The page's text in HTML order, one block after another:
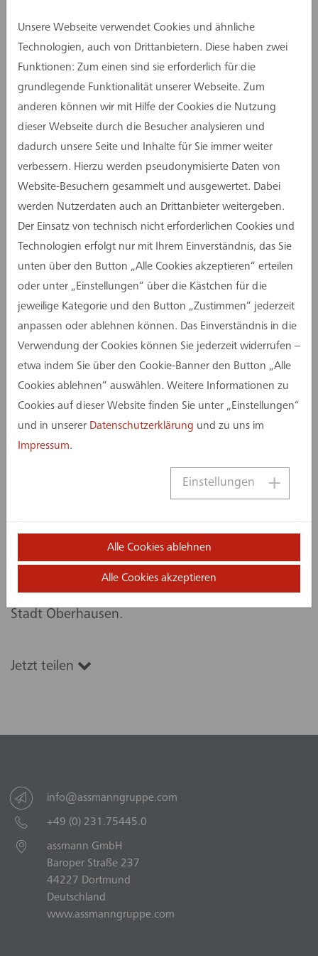
der ehemaligen Hauptschule St. Michael.
Der neue Schulstandort ist für rund 1.300
Schülerinnen und Schüler ausgelegt und soll zum
Schuljahr 2029/2030 in Betrieb gehen. Geplant
ist ein moderner Campus mit zwei Dreifach-
Sporthallen, weitläufigen Außenanlagen und
einer Tiefgarage.
Architektonisch setzt der Neubau auf eine
nachhaltige Holzhybridbauweise. Die
Unterrichtsbereiche werden in Lernclustern
organisiert, die flexible Formen des Lernens
ermöglichen. Klassische Klassenräume treten
dabei in den Hintergrund: Offene
Lernlandschaften eröffnen unterschiedliche Lern-
und Arbeitssettings.
Entstehen soll der Campus auf einer Fläche von
rund 17.000 m². Mehrere zweigeschossige
Baukörper gruppieren sich um einen geschützten
Schulhof als gemeinschaftliche Mitte. Der
vorhandene Baumbestand entlang der
Knappenstraße sowie auf dem Schulhof bleibt
dabei weitgehend erhalten; auf den Dachflächen
ist zusätzlich eine Photovoltaikanlage vorgesehen.
Die Kosten für Neubau, Außenanlagen und
Möblierung belaufen sich auf rund 157,6
Millionen Euro. Damit zählt das Vorhaben zu den
größten Schulbauprojekten in der Geschichte der
Stadt Oberhausen.
Jetzt teilen
info@assmanngruppe.com
+49 (0) 231.75445.0
assmann GmbH
Baroper Straße 237
44227 Dortmund
Deutschland
www.assmanngruppe.com
Unsere Webseite verwendet Cookies und ähnliche
Technologien, auch von Drittanbietern. Diese haben zwei
Funktionen: Zum einen sind sie erforderlich für die
grundlegende Funktionalität unserer Webseite. Zum
anderen können wir mit Hilfe der Cookies die Nutzung
dieser Webseite durch die Besucher analysieren und
dadurch unsere Seite und Inhalte für Sie immer weiter
verbessern. Hierzu werden pseudonymisierte Daten von
Website-Besuchern gesammelt und ausgewertet. Dabei
werden Nutzerdaten auch an Drittanbieter weitergeben.
Der Einsatz von technisch nicht erforderlichen Cookies und
Technologien erfolgt nur mit Ihrem Einverständnis, das Sie
unten über den Button „Alle Cookies akzeptieren“ erteilen
oder unter „Einstellungen“ über die Kästchen für die
jeweilige Kategorie und den Button „Zustimmen“ jederzeit
anpassen oder ablehnen können. Das Einverständnis in die
Verwendung der Cookies können Sie jederzeit widerrufen –
etwa indem Sie über den Cookie-Banner den Button „Alle
Cookies ablehnen“ auswählen. Weitere Informationen zu
Cookies auf dieser Website finden Sie unter „Einstellungen“
und in unserer Datenschutzerklärung und zu uns im
Impressum.
Einstellungen
Alle Cookies ablehnen
Alle Cookies akzeptieren